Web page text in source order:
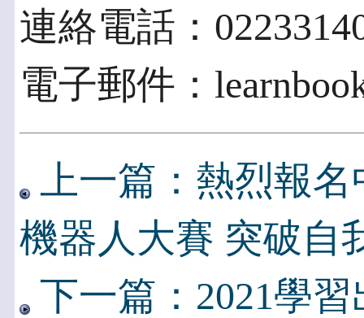
連絡電話：
電子郵件：
上一篇：熱烈報
機器人大賽 突破自
下一篇：2021學